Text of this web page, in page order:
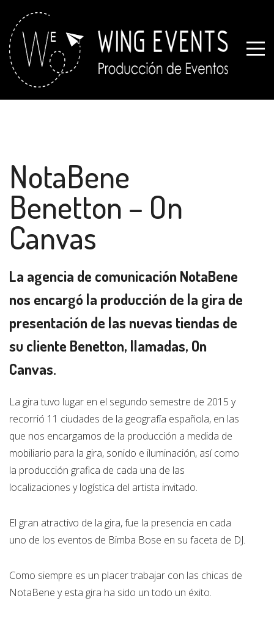
NotaBene
Benetton – On
Canvas
La agencia de comunicación NotaBene
nos encargó la producción de la gira de
presentación de las nuevas tiendas de
su cliente Benetton, llamadas, On
Canvas.
La gira tuvo lugar en el segundo semestre de 2015 y
recorrió 11 ciudades de la geografía española, en las
que nos encargamos de la producción a medida de
mobiliario para la gira, sonido e iluminación, así como
la producción grafica de cada una de las
localizaciones y logística del artista invitado.
El gran atractivo de la gira, fue la presencia en cada
uno de los eventos de Bimba Bose en su faceta de DJ.
Como siempre es un placer trabajar con las chicas de
NotaBene y esta gira ha sido un todo un éxito.